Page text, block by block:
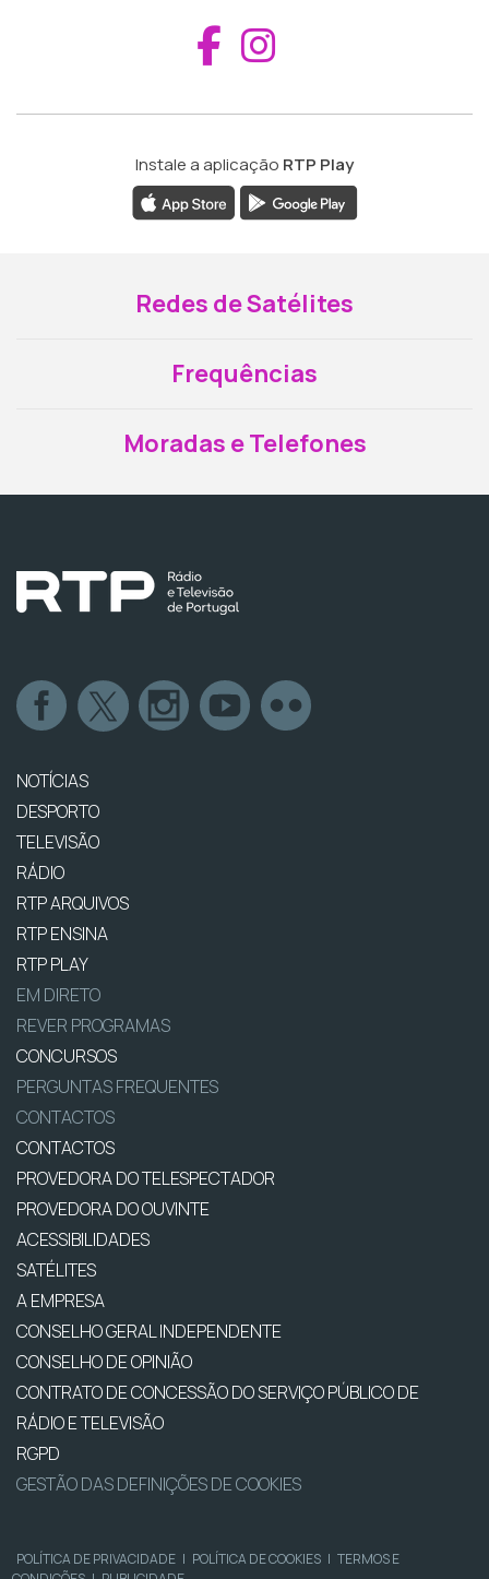
Aceder ao
Instale a aplicação RTP Play
Redes de Satélites
Frequências
Moradas e Telefones
NOTÍCIAS
DESPORTO
TELEVISÃO
RÁDIO
RTP ARQUIVOS
RTP ENSINA
RTP PLAY
EM DIRETO
REVER PROGRAMAS
CONCURSOS
PERGUNTAS FREQUENTES
CONTACTOS
CONTACTOS
PROVEDORA DO TELESPECTADOR
PROVEDORA DO OUVINTE
ACESSIBILIDADES
SATÉLITES
A EMPRESA
CONSELHO GERAL INDEPENDENTE
CONSELHO DE OPINIÃO
CONTRATO DE CONCESSÃO DO SERVIÇO PÚBLICO DE
RÁDIO E TELEVISÃO
RGPD
GESTÃO DAS DEFINIÇÕES DE COOKIES
POLÍTICA DE PRIVACIDADE | POLÍTICA DE COOKIES | TERMOS E